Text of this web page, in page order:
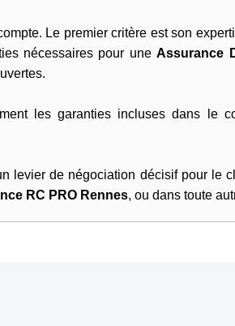
Le premier critère est son
nécessaires pour uneAssurance
les garanties incluses dans le
levier de négociation décisif pour le
RC PRO Rennes, ou dans toute